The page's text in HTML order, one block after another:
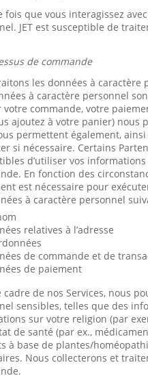
fois que vous interagissez
JET est susceptible de
de commande
les données à caractère
à caractère personnel
votre commande, votre
ajoutez à votre panier) nous
permettent également,
si nécessaire. Certains
d’utiliser vos
En fonction des
est nécessaire pour
à caractère personnel
relatives à l’adresse
de commande et de
de paiement
cadre de nos Services, nous
sensibles, telles que des
sur votre religion (par
de santé (par ex.,
à base de plantes/
Nous collecterons et